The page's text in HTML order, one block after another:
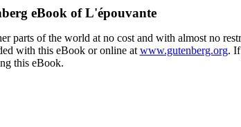
eBook ofL'épouvante
parts of the world at no cost and with almost no
with this eBook or online at www.gutenberg.org. If
this eBook.